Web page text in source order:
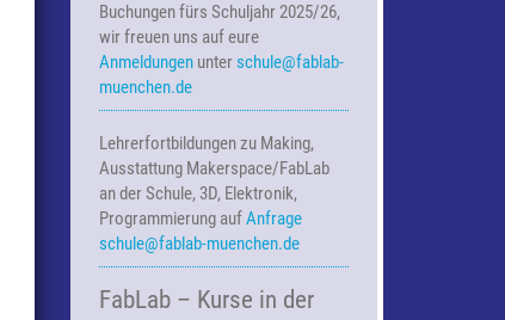
Buchungen fürs Schuljahr 2025/26,
wir freuen uns auf eure
Anmeldungenunter schule@fablab-
muenchen.de
Lehrerfortbildungen zu Making,
Ausstattung Makerspace/FabLab
an der Schule, 3D, Elektronik,
Programmierung auf Anfrage
schule@fablab-muenchen.de
FabLab – Kurse in der